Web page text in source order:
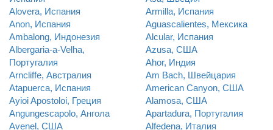
Alovera, Испания
Armilla, Испания
Anon, Испания
Aguascalientes, Мексика
Ambalong, Индонезия
Alcular, Испания
Albergaria-a-Velha,
Португалия
Azusa, США
Ahor, Индия
Arncliffe, Австралия
Am Bach, Швейцария
Atapuerca, Испания
American Canyon, США
Ayioi Apostoloi, Греция
Alamosa, США
Angungescapolo, Ангола
Apartadura, Португалия
Avenel, США
Alfedena, Италия